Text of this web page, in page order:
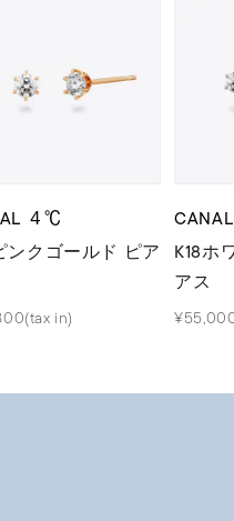
４℃
ンクゴールド ピア
in)
K18ホ
アス